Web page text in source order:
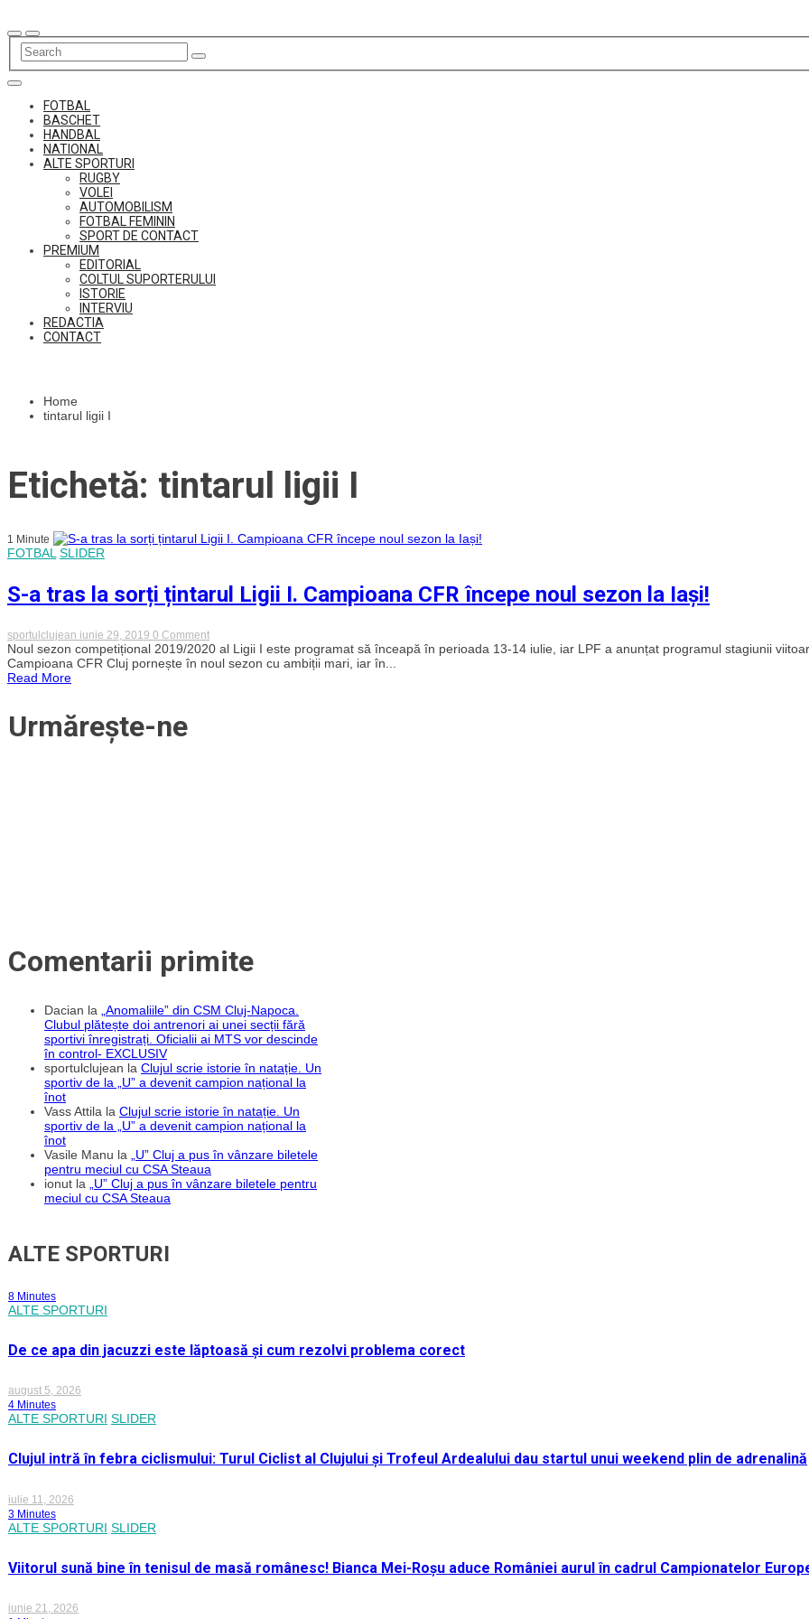
to
content
FOTBAL
BASCHET
HANDBAL
NATIONAL
ALTE SPORTURI
RUGBY
VOLEI
AUTOMOBILISM
FOTBAL FEMININ
SPORT DE CONTACT
PREMIUM
EDITORIAL
COLTUL SUPORTERULUI
ISTORIE
INTERVIU
REDACTIA
CONTACT
Home
tintarul ligii I
Etichetă: tintarul ligii I
1 Minute
FOTBAL SLIDER
S-a tras la sorți țintarul Ligii I. Campioana CFR începe noul sezon la Iași!
sportulclujean iunie 29, 2019 0 Commenton
S-
a
tras
Noul sezon competițional 2019/2020 al Ligii I este programat să înceapă în perioada 13-14 iulie, iar LPF a anunțat programul stagiunii
Campioana CFR Cluj pornește în noul sezon cu ambiții mari, iar în...
Read More
Urmărește-ne
Comentarii primite
Dacian la
„Anomaliile” din CSM Cluj-Napoca.
Clubul plătește doi antrenori ai unei secții fără
sportivi înregistrați. Oficialii ai MTS vor descinde
în control- EXCLUSIV
sportulclujean la Clujul scrie istorie în natație. Un
sportiv de la „U” a devenit campion național la
înot
Vass Attila la Clujul scrie istorie în natație. Un
sportiv de la „U” a devenit campion național la
înot
Vasile Manu la
„U” Cluj a pus în vânzare biletele
pentru meciul cu CSA Steaua
ionut la
„U” Cluj a pus în vânzare biletele pentru
meciul cu CSA Steaua
ALTE SPORTURI
8 Minutes
ALTE SPORTURI
De ce apa din jacuzzi este lăptoasă și cum rezolvi problema corect
august 5, 2026
4 Minutes
ALTE SPORTURI SLIDER
Clujul intră în febra ciclismului: Turul Ciclist al Clujului și Trofeul Ardealului dau startul unui weekend plin de adrenalină
iulie 11, 2026
3 Minutes
ALTE SPORTURI SLIDER
Viitorul sună bine în tenisul de masă românesc! Bianca Mei-Roșu aduce României aurul în cadrul Campionatelor
iunie 21, 2026